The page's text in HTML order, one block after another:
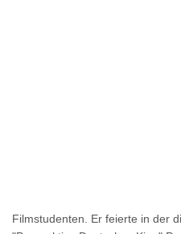
Filmstudenten. Er feierte in der